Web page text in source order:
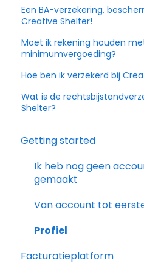
Een BA-verzekering,
Creative Shelter!
Moet ik rekening houden
minimumvergoeding?
Hoe ben ik verzekerd bij
Wat is de
Shelter?
Getting started
Ik heb nog geen
gemaakt
Van account tot
Profiel
Facturatieplatform